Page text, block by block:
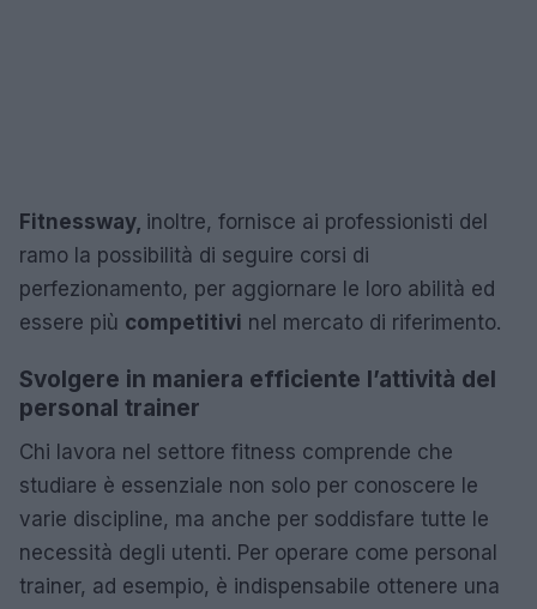
Fitnessway, inoltre, fornisce ai professionisti del
ramo la possibilità di seguire corsi di
perfezionamento, per aggiornare le loro abilità ed
essere più competitivi nel mercato di riferimento.
Svolgere in maniera efficiente l’attività del
personal trainer
Chi lavora nel settore fitness comprende che
studiare è essenziale non solo per conoscere le
varie discipline, ma anche per soddisfare tutte le
necessità degli utenti. Per operare come personal
trainer, ad esempio, è indispensabile ottenere una